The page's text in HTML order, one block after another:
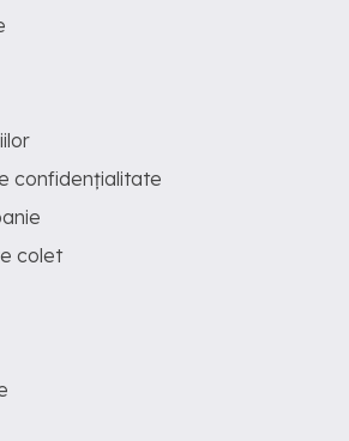
confidențialitate
colet